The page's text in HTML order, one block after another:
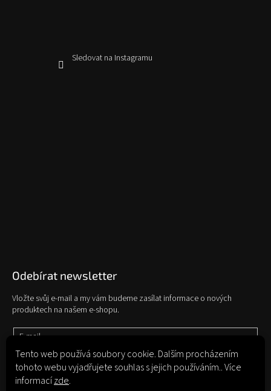
Tento web používá soubory cookie. Dalším procházením
tohoto webu vyjadřujete souhlas s jejich používáním.. Více
informacízde.
Sledovat na Instagramu
Odebírat newsletter
Vložte svůj e-mail a my vám budeme zasílat informace o nových
produktech na našem e-shopu.
E-mail
Vložením e-mailu souhlasíte spodmínkami ochrany osobních údajů